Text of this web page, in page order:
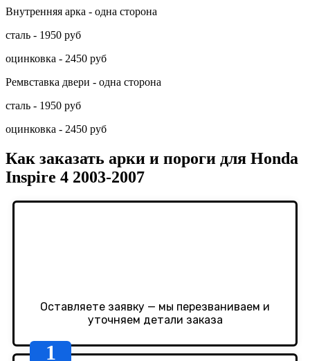
Внутренняя арка - одна сторона
сталь - 1950 руб
оцинковка - 2450 руб
Ремвставка двери - одна сторона
сталь - 1950 руб
оцинковка - 2450 руб
Как заказать арки и пороги для Honda
Inspire 4 2003-2007
Оставляете заявку — мы перезваниваем и
уточняем детали заказа